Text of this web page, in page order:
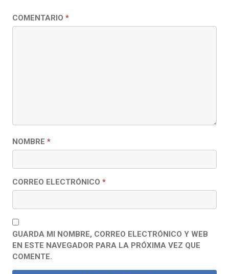
COMENTARIO *
NOMBRE *
CORREO ELECTRÓNICO *
GUARDA MI NOMBRE, CORREO ELECTRÓNICO Y WEB
EN ESTE NAVEGADOR PARA LA PRÓXIMA VEZ QUE
COMENTE.